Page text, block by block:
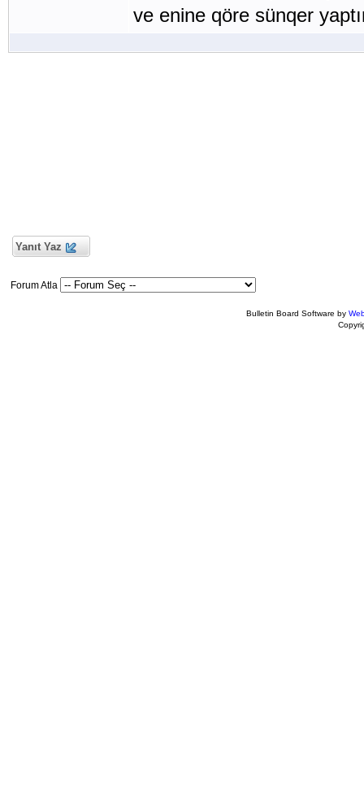
ve enine qöre sünqer
Yanıt Yaz
Forum Atla
Bulletin Board Software by